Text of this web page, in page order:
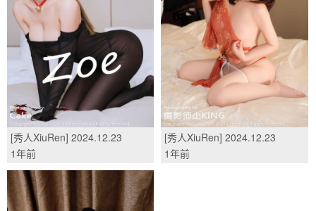
[秀人XiuRen] 2024.12.23
No.9641 Zoe柚柚/(83P)
1年前
[秀人XiuRen] 2024.12.23
No.9640 麻布学妹/(77P)
1年前